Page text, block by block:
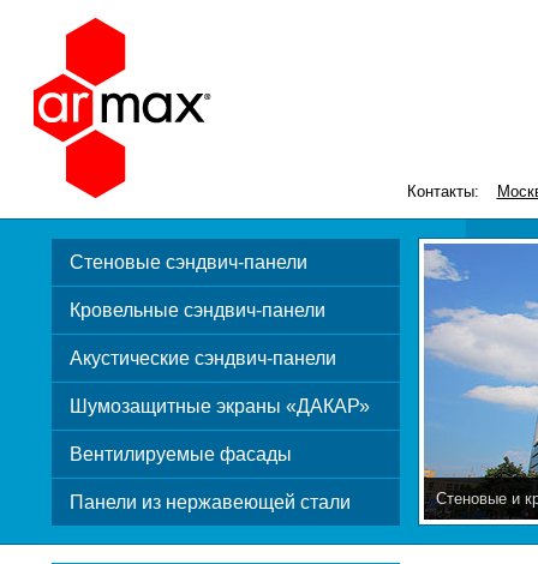
Контакты:
Стеновые сэндвич-панели
Кровельные сэндвич-панели
Акустические сэндвич-панели
Шумозащитные экраны «ДАКАР»
Вентилируемые фасады
Панели из нержавеющей стали Стеновые и